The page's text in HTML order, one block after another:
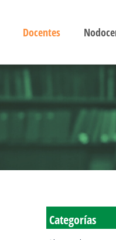
Docentes
Categorías